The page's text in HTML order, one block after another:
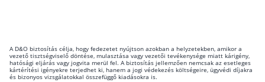
A D&O biztosítás célja, hogy fedezetet nyújtson azokban a helyzetekben, amikor a
vezető tisztségviselő döntése, mulasztása vagy vezetői tevékenysége miatt kárigény,
hatósági eljárás vagy jogvita merül fel. A biztosítás jellemzően nemcsak az esetleges
kártérítési igényekre terjedhet ki, hanem a jogi védekezés költségeire, ügyvédi díjakra
és bizonyos vizsgálatokkal összefüggő kiadásokra is.